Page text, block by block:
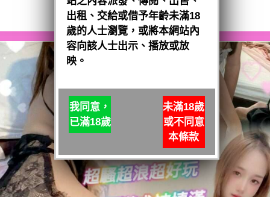
閱讀全文
出租、交給或借予年齡未滿18
歲的人士瀏覽，或將本網站內
容向該人士出示、播放或放
映。
我同意，
已滿18歲
未滿18歲
或不同意
本條款